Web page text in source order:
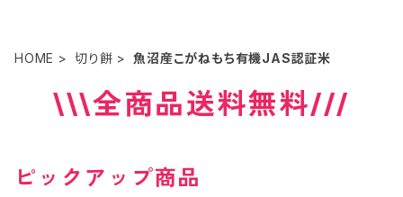
HOME 切り餅 魚沼産こがねもち有機JAS認証米
\\\全商品送料無料///
ピックアップ商品